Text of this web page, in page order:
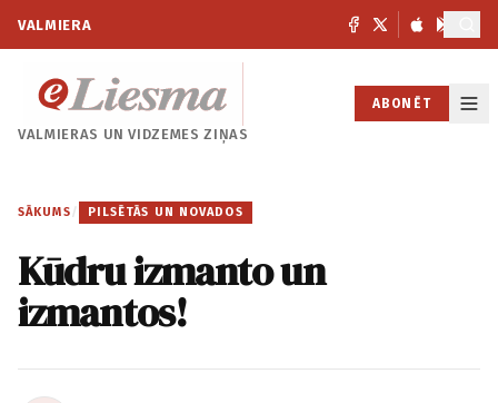
VALMIERA
VALMIERAS UNVIDZEMES ZIŅAS
ABONĒT
SĀKUMS / PILSĒTĀS UN NOVADOS
Kūdru izmanto un
izmantos!